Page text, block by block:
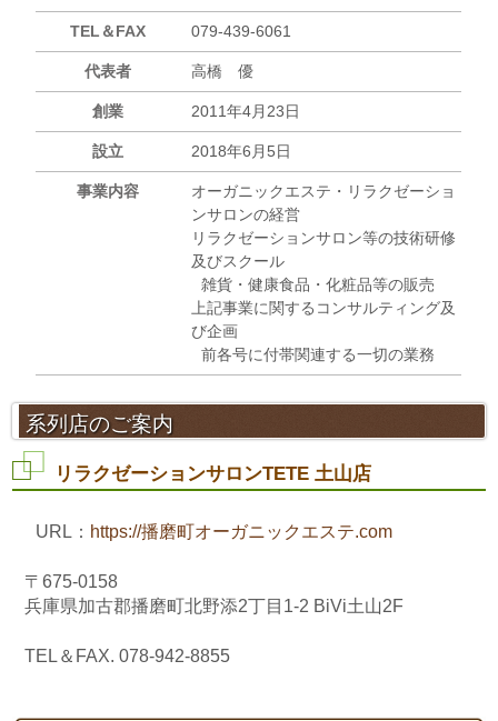
TEL＆FAX 079-439-6061
代表者 高橋 優
創業 2011年4月23日
設立 2018年6月5日
事業内容
オーガニックエステ・リラクゼーショ
ンサロンの経営
リラクゼーションサロン等の技術研修
及びスクール
雑貨・健康食品・化粧品等の販売
上記事業に関するコンサルティング及
び企画
前各号に付帯関連する一切の業務
系列店のご案内
リラクゼーションサロンTETE 土山店
URL： https://播磨町オーガニックエステ.com
〒675-0158
兵庫県加古郡播磨町北野添2丁目1-2 BiVi土山2F
TEL＆FAX. 078-942-8855